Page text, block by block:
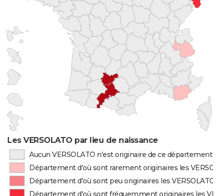
Les VERSOLATO par lieu de naissance
Aucun VERSOLATO n'est originaire de ce département
Département d'où sont rarement originaires les
Département d'où sont peu originaires les VERSOLATO
Département d'où sont fréquemment originaires les